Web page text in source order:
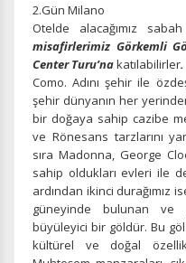
2.Gün Milano
Otelde alacağımız
misafirlerimiz Görkemli
Center Turu’nakatılabilirler
Como. Adını şehir ile
şehir dünyanın her
bir doğaya sahip cazibe
ve Rönesans tarzlarını
sıra Madonna, George
sahip oldukları evleri ile
ardından ikinci durağımız
güneyinde bulunan ve
büyüleyici bir göldür. Bu
kültürel ve doğal